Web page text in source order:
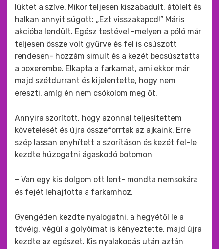
lüktet a szíve. Mikor teljesen kiszabadult, átölelt és
halkan annyit súgott: „Ezt visszakapod!” Máris
akcióba lendült. Egész testével -melyen a póló már
teljesen össze volt gyűrve és fel is csúszott
rendesen- hozzám simult és a kezét becsúsztatta
a boxerembe. Elkapta a farkamat, ami ekkor már
majd szétdurrant és kijelentette, hogy nem
ereszti, amíg én nem csókolom meg őt.
Annyira szorított, hogy azonnal teljesítettem
követelését és újra összeforrtak az ajkaink. Erre
szép lassan enyhített a szorításon és kezét fel-le
kezdte húzogatni ágaskodó botomon.
– Van egy kis dolgom ott lent- mondta nemsokára
és fejét lehajtotta a farkamhoz.
Gyengéden kezdte nyalogatni, a hegyétől le a
tövéig, végül a golyóimat is kényeztette, majd újra
kezdte az egészet. Kis nyalakodás után aztán